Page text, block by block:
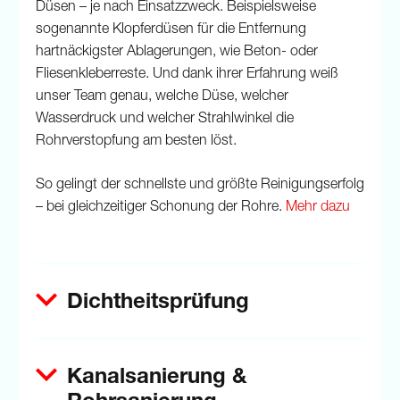
Düsen – je nach Einsatzzweck. Beispielsweise
sogenannte Klopferdüsen für die Entfernung
hartnäckigster Ablagerungen, wie Beton- oder
Fliesenkleberreste. Und dank ihrer Erfahrung weiß
unser Team genau, welche Düse, welcher
Wasserdruck und welcher Strahlwinkel die
Rohrverstopfung am besten löst.
So gelingt der schnellste und größte Reinigungserfolg
– bei gleichzeitiger Schonung der Rohre. Mehr dazu
Dichtheitsprüfung
Kanalsanierung &